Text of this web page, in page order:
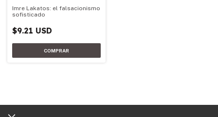
Imre Lakatos: el falsacionismo
sofisticado
$9.21 USD